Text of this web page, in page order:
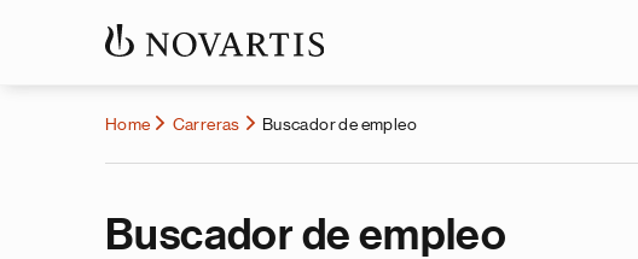
Home Carreras Buscador de empleo
Buscador de empleo